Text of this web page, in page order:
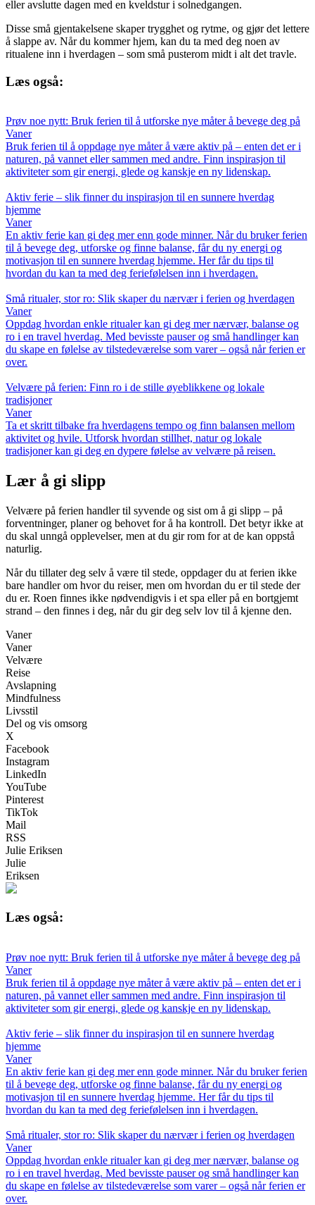
eller avslutte dagen med en kveldstur i solnedgangen.
Disse små gjentakelsene skaper trygghet og rytme, og gjør det lettere
å slappe av. Når du kommer hjem, kan du ta med deg noen av
ritualene inn i hverdagen – som små pusterom midt i alt det travle.
Læs også:
Prøv noe nytt: Bruk ferien til å utforske nye måter å bevege deg på
Vaner
Bruk ferien til å oppdage nye måter å være aktiv på – enten det er i
naturen, på vannet eller sammen med andre. Finn inspirasjon til
aktiviteter som gir energi, glede og kanskje en ny lidenskap.
Aktiv ferie – slik finner du inspirasjon til en sunnere hverdag
hjemme
Vaner
En aktiv ferie kan gi deg mer enn gode minner. Når du bruker ferien
til å bevege deg, utforske og finne balanse, får du ny energi og
motivasjon til en sunnere hverdag hjemme. Her får du tips til
hvordan du kan ta med deg feriefølelsen inn i hverdagen.
Små ritualer, stor ro: Slik skaper du nærvær i ferien og hverdagen
Vaner
Oppdag hvordan enkle ritualer kan gi deg mer nærvær, balanse og
ro i en travel hverdag. Med bevisste pauser og små handlinger kan
du skape en følelse av tilstedeværelse som varer – også når ferien er
over.
Velvære på ferien: Finn ro i de stille øyeblikkene og lokale
tradisjoner
Vaner
Ta et skritt tilbake fra hverdagens tempo og finn balansen mellom
aktivitet og hvile. Utforsk hvordan stillhet, natur og lokale
tradisjoner kan gi deg en dypere følelse av velvære på reisen.
Lær å gi slipp
Velvære på ferien handler til syvende og sist om å gi slipp – på
forventninger, planer og behovet for å ha kontroll. Det betyr ikke at
du skal unngå opplevelser, men at du gir rom for at de kan oppstå
naturlig.
Når du tillater deg selv å være til stede, oppdager du at ferien ikke
bare handler om hvor du reiser, men om hvordan du er til stede der
du er. Roen finnes ikke nødvendigvis i et spa eller på en bortgjemt
strand – den finnes i deg, når du gir deg selv lov til å kjenne den.
Vaner
Vaner
Velvære
Reise
Avslapning
Mindfulness
Livsstil
Del og vis omsorg
X
Facebook
Instagram
LinkedIn
YouTube
Pinterest
TikTok
Mail
RSS
Julie Eriksen
Julie
Eriksen
Læs også:
Prøv noe nytt: Bruk ferien til å utforske nye måter å bevege deg på
Vaner
Bruk ferien til å oppdage nye måter å være aktiv på – enten det er i
naturen, på vannet eller sammen med andre. Finn inspirasjon til
aktiviteter som gir energi, glede og kanskje en ny lidenskap.
Aktiv ferie – slik finner du inspirasjon til en sunnere hverdag
hjemme
Vaner
En aktiv ferie kan gi deg mer enn gode minner. Når du bruker ferien
til å bevege deg, utforske og finne balanse, får du ny energi og
motivasjon til en sunnere hverdag hjemme. Her får du tips til
hvordan du kan ta med deg feriefølelsen inn i hverdagen.
Små ritualer, stor ro: Slik skaper du nærvær i ferien og hverdagen
Vaner
Oppdag hvordan enkle ritualer kan gi deg mer nærvær, balanse og
ro i en travel hverdag. Med bevisste pauser og små handlinger kan
du skape en følelse av tilstedeværelse som varer – også når ferien er
over.